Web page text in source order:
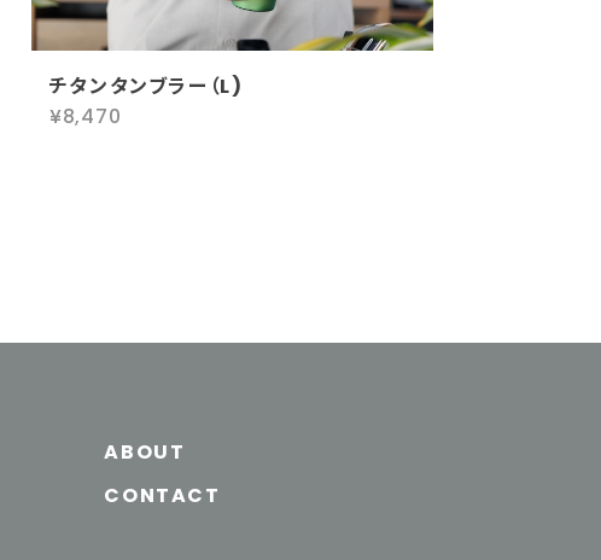
チタンタンブラー（L)
¥8,470
ABOUT
CONTACT